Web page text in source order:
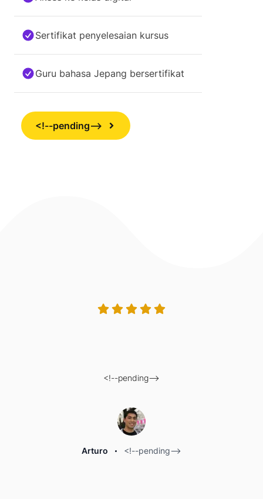
Sertifikat penyelesaian kursus
Guru bahasa Jepang bersertifikat
<!--pending-->
<!--pending-->
Arturo <!--pending-->